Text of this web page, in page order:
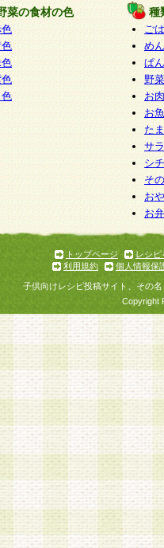
等および問い合わせ窓口
当社が本件により取得
示・内容の訂正・追加
の提供の禁止（以下、
す。
下になります。
報お客様相談窓口 paku-
任意ですが、個人情報
は、当社のサービスの
の対応ができない場合
菜の食材の色
色
種
ご
めん
ぱん
野
お
お
た
サ
シ
そ
お
お
トップページ
レシピ
利用規約
個人情報保
子供向けレシピ投稿サイト、その
Copyright